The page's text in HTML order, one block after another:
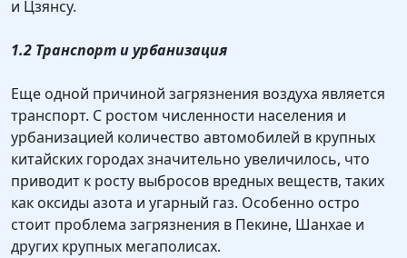
и Цзянсу.
1.2 Транспорт и урбанизация
Еще одной причиной загрязнения воздуха является
транспорт. С ростом численности населения и
урбанизацией количество автомобилей в крупных
китайских городах значительно увеличилось, что
приводит к росту выбросов вредных веществ, таких
как оксиды азота и угарный газ. Особенно остро
стоит проблема загрязнения в Пекине, Шанхае и
других крупных мегаполисах.